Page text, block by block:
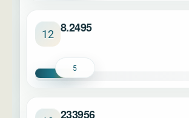
12 8.2495
5
233956